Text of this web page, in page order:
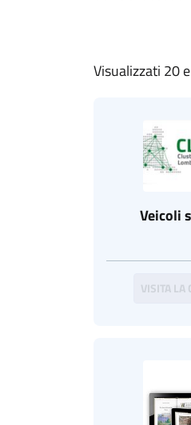
Visualizzati 20
Veicoli
VISITA LA